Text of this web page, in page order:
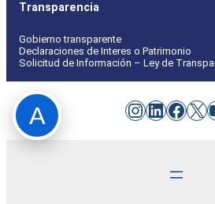
Transparencia
Gobierno transparente
Declaraciones de Interes o Patrimonio
Solicitud de Información – Ley de
Instagram
X
A